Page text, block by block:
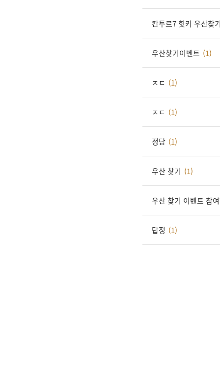
칸투르7 힛키 우산찾
우산찿기이벤트 (1)
ㅈㄷ (1)
ㅈㄷ (1)
정답 (1)
우산 찾기 (1)
우산 찾기 이벤트 참
답정 (1)